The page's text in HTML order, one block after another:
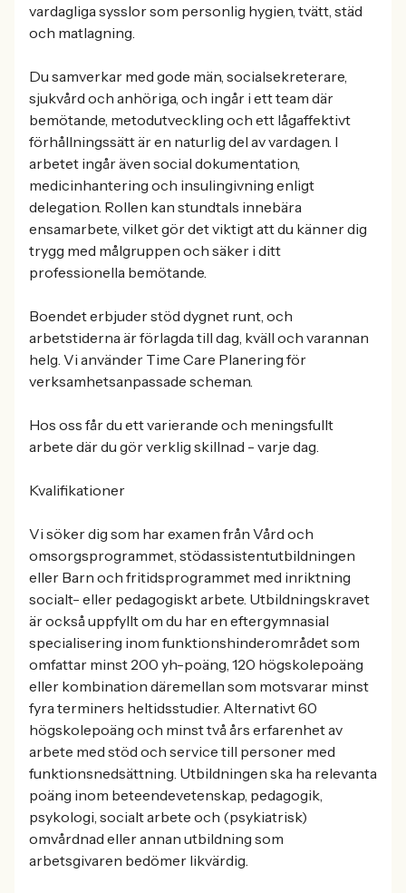
vardagliga sysslor som personlig hygien, tvätt, städ
och matlagning.
Du samverkar med gode män, socialsekreterare,
sjukvård och anhöriga, och ingår i ett team där
bemötande, metodutveckling och ett lågaffektivt
förhållningssätt är en naturlig del av vardagen. I
arbetet ingår även social dokumentation,
medicinhantering och insulingivning enligt
delegation. Rollen kan stundtals innebära
ensamarbete, vilket gör det viktigt att du känner dig
trygg med målgruppen och säker i ditt
professionella bemötande.
Boendet erbjuder stöd dygnet runt, och
arbetstiderna är förlagda till dag, kväll och varannan
helg. Vi använder Time Care Planering för
verksamhetsanpassade scheman.
Hos oss får du ett varierande och meningsfullt
arbete där du gör verklig skillnad - varje dag.
Kvalifikationer
Vi söker dig som har examen från Vård och
omsorgsprogrammet, stödassistentutbildningen
eller Barn och fritidsprogrammet med inriktning
socialt- eller pedagogiskt arbete. Utbildningskravet
är också uppfyllt om du har en eftergymnasial
specialisering inom funktionshinderområdet som
omfattar minst 200 yh-poäng, 120 högskolepoäng
eller kombination däremellan som motsvarar minst
fyra terminers heltidsstudier. Alternativt 60
högskolepoäng och minst två års erfarenhet av
arbete med stöd och service till personer med
funktionsnedsättning. Utbildningen ska ha relevanta
poäng inom beteendevetenskap, pedagogik,
psykologi, socialt arbete och (psykiatrisk)
omvårdnad eller annan utbildning som
arbetsgivaren bedömer likvärdig.